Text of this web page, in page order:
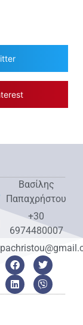
Βασίλης
Παπαχρήστου
+30
6974480007